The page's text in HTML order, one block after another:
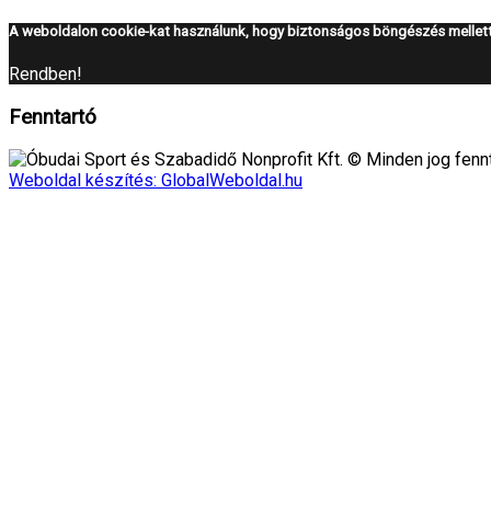
A weboldalon cookie-kat használunk, hogy biztonságos böngészés
Rendben!
Fenntartó
Óbudai Sport és Szabadidő Nonprofit Kft. © Minden jog
Weboldal készítés: GlobalWeboldal.hu